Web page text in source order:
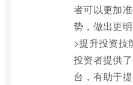
者可以更加
势，做出更明
>提升投资技
投资者提供
台，有助于